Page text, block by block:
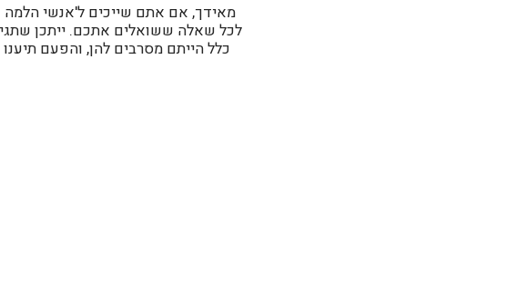
מאידך, אם אתם שייכים ל'אנשי הלמה
לכל שאלה ששואלים אתכם. ייתכן
כלל הייתם מסרבים להן, והפעם